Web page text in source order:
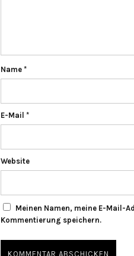
Name *
E-Mail *
Website
Meinen Namen, meine E-Mail-
Kommentierung speichern.